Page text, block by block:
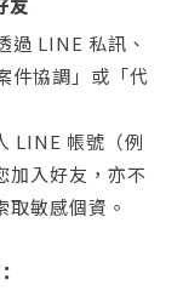
友
過 LINE 私訊、
件協調」或「代
LINE 帳號（例
加入好友，亦不
敏感個資。